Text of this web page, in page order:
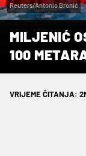
Reuters/Antonio Bronić
MILJENIĆ
100
VRIJEME ČITANJA: